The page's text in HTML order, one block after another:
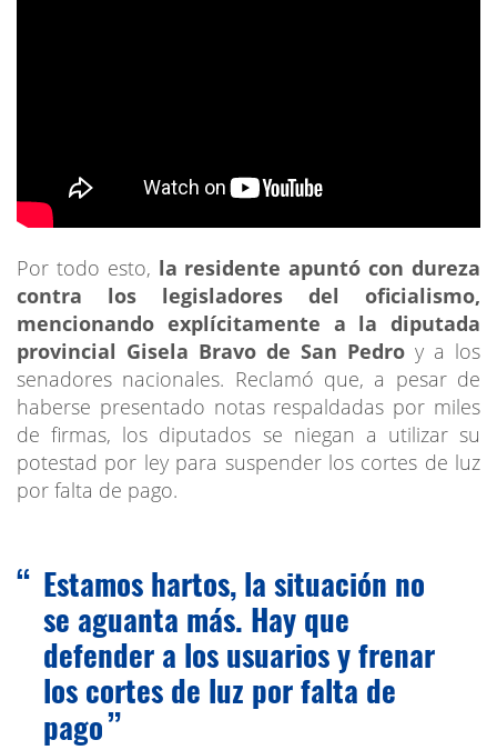
Por todo esto, la residente apuntócon dureza
contra los legisladores del oficialismo,
mencionando explícitamente a la diputada
provincial Gisela Bravo de San Pedro y a los
senadores nacionales. Reclamó que, a pesar de
haberse presentado notas respaldadas por miles
de firmas, los diputados se niegan a utilizar su
potestad por ley para suspender los cortes de luz
por falta de pago.
Estamos hartos, la situación no
se aguanta más. Hay que
defender a los usuarios y frenar
los cortes de luz por falta de
pago